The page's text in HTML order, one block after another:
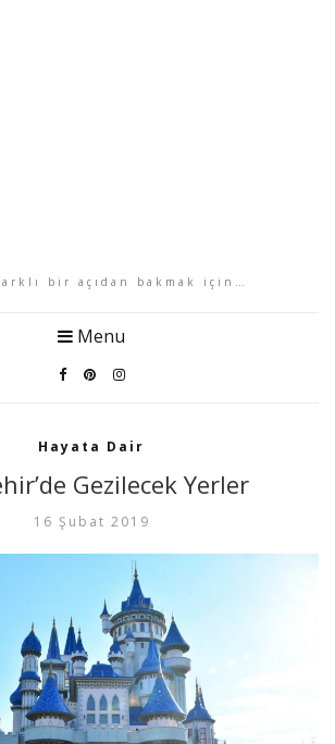
bir açıdan bakmak için…
Menu
Hayata Dair
Gezilecek Yerler
16 Şubat 2019